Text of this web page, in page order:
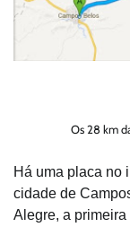
Os 28 km
Há uma placa no
cidade de
Alegre, a